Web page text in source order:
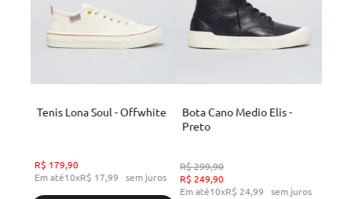
Tenis Lona Soul - Offwhite
R$ 179,90
Em até10xR$ 17,99 sem juros
Bota Cano Medio Elis -
Preto
R$299,90
R$ 249,90
Em até10xR$ 24,99 sem juros